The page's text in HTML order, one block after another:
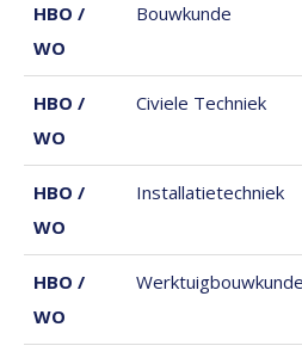
HBO /
WO
Bouwkunde
HBO /
WO
Civiele Techniek
HBO /
WO
Installatietechniek
HBO /
WO
Werktuigbouwkunde